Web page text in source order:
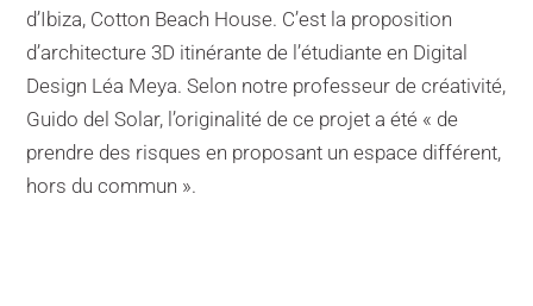
d’Ibiza, Cotton Beach House. C’est la proposition
d’architecture 3D itinérante de l’étudiante en Digital
Design Léa Meya. Selon notre professeur de créativité,
Guido del Solar, l’originalité de ce projet a été « de
prendre des risques en proposant un espace différent,
hors du commun ».